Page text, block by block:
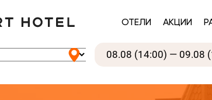
ОТЕЛИ АКЦИИ